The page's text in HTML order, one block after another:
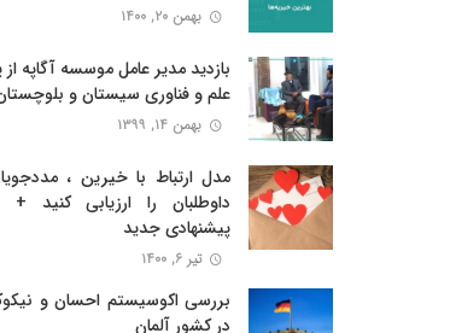
بهمن ۲۰, ۱۴۰۰
بازدید مدیر عامل موسسه آگاپه از
علم و فناوری سیستان و
بهمن ۱۴, ۱۳۹۹
مدل ارتباط با خیرین ،
داوطلبان را ارزیابی کنید
پیشنهادی جدید
تیر ۶, ۱۴۰۰
بررسی اکوسیستم احسان و
در کشور آلمان